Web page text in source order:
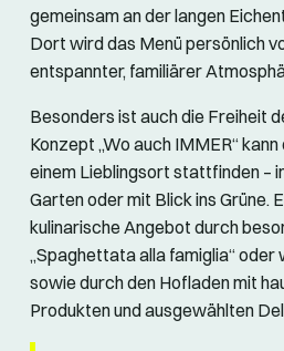
gemeinsam an der langen
Dort wird das Menü persönlich
entspannter, familiärer
Besonders ist auch die Freiheit
Konzept „Wo auch IMMER“
einem Lieblingsort stattfinden –
Garten oder mit Blick ins Grüne.
kulinarische Angebot durch
„Spaghettata alla famiglia“ oder
sowie durch den Hofladen mit
Produkten und ausgewählten